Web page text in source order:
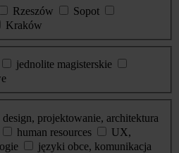
Rzeszów
Sopot
Kraków
jednolite magisterskie
design, projektowanie, architektura
human resources
UX,
języki obce, komunikacja